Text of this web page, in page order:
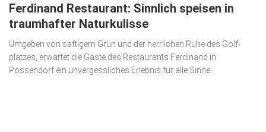
gesund & schön
Gesellschaft
Kunst & Kultur
Ferdinand Restaurant: Sinnlich speisen in
traumhafter Naturkulisse
Umgeben von saftigem Grün und der herrlichen Ruhe des Golf­
platzes, erwartet die Gäste des Restaurants Ferdinand in
Possendorf ein unvergessliches Erlebnis für alle Sinne.